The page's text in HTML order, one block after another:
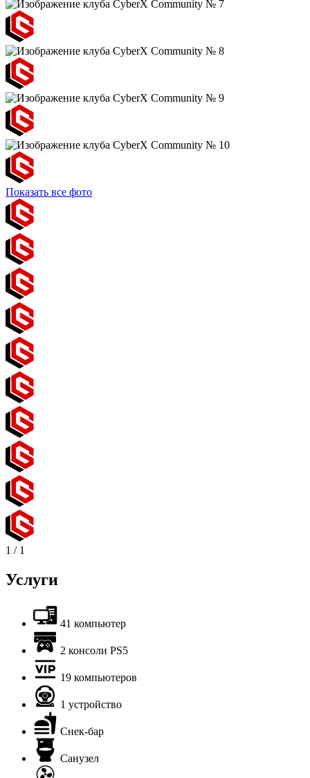
Показать все фото
1 / 1
Услуги
41 компьютер
2 консоли PS5
19 компьютеров
1 устройство
Снек-бар
Санузел